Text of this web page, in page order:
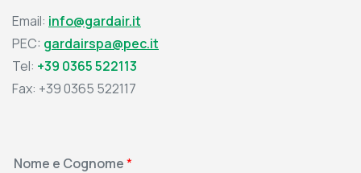
Email: info@gardair.it
PEC: gardairspa@pec.it
Tel: +39 0365 522113
Fax: +39 0365 522117
Nome e Cognome*